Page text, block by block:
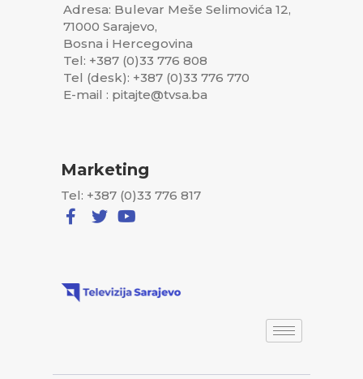
Adresa: Bulevar Meše Selimovića 12,
71000 Sarajevo,
Bosna i Hercegovina
Tel: +387 (0)33 776 808
Tel (desk): +387 (0)33 776 770
E-mail : pitajte@tvsa.ba
Marketing
Tel: +387 (0)33 776 817